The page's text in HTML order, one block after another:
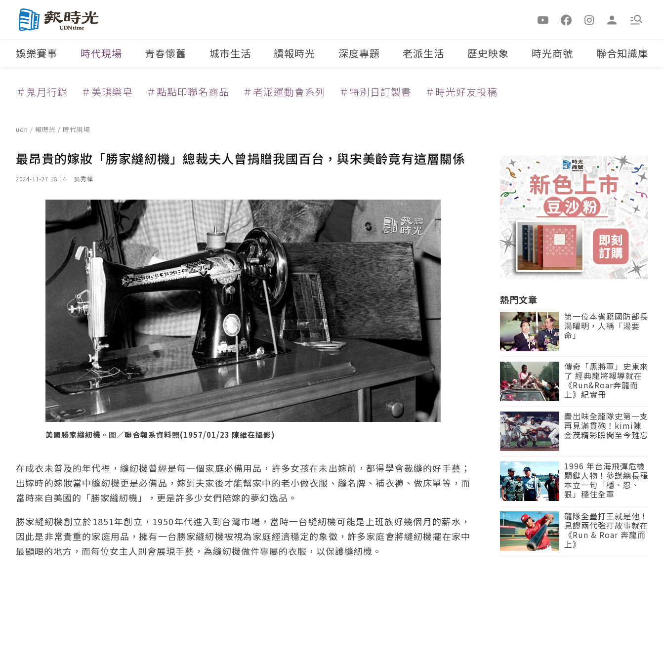
娛樂賽事 時代現場 青春懷舊 城市生活 讀報時光 深度專題 老派生活 歷史映象 時光商號 聯合知識庫
＃鬼月行銷 ＃美琪樂皂 ＃點點印聯名商品 ＃老派運動會系列 ＃特別日訂製書 ＃時光好友投稿
udn / 報時光 / 時代現場
最昂貴的嫁妝「勝家縫紉機」總裁夫人曾捐贈我國百台，與宋美齡竟有這層關係
2024-11-27 18:14 吳秀樺
美國勝家縫紉機。圖／聯合報系資料照(1957/01/23 陳維在攝影)
在成衣未普及的年代裡，縫紉機曾經是每一個家庭必備用品，許多女孩在未出嫁前，都得學會裁縫的好手藝；
出嫁時的嫁妝當中縫紉機更是必備品，嫁到夫家後才能幫家中的老小做衣服、縫名牌、補衣褲、做床單等，而
當時來自美國的「勝家縫紉機」，更是許多少女們陪嫁的夢幻逸品。
勝家縫紉機創立於1851年創立，1950年代進入到台灣市場，當時一台縫紉機可能是上班族好幾個月的薪水，
因此是非常貴重的家庭用品，擁有一台勝家縫紉機被視為家庭經濟穩定的象徵，許多家庭會將縫紉機擺在家中
最顯眼的地方，而每位女主人則會展現手藝，為縫紉機做件專屬的衣服，以保護縫紉機。
熱門文章
第一位本省籍國防部長
湯曜明，人稱「湯要
命」
傳奇「黑將軍」史東來
了 經典龍將報導就在
《Run&Roar奔龍而
上》紀實冊
轟出味全龍隊史第一支
再見滿貫砲！kimi陳
金茂精彩瞬間至今難忘
1996 年台海飛彈危機
關鍵人物！參謀總長羅
本立一句「穩、忍、
狠」穩住全軍
龍隊全壘打王就是他！
見證兩代強打故事就在
《Run & Roar 奔龍而
上》